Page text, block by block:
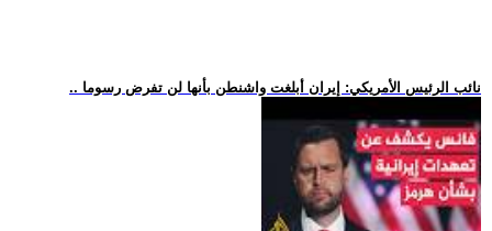
.. نائب الرئيس الأمريكي: إيران أبلغت واشنطن بأنها لن تفرض رسوما